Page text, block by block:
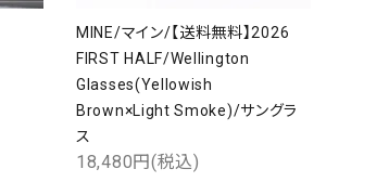
MINE/マイン/【送料無料】2026
FIRST HALF/Wellington
Glasses(Yellowish
Brown×Light Smoke)/サングラ
ス
18,480円(税込)